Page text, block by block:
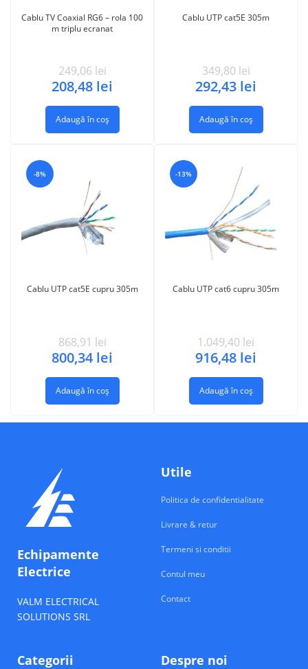
Cablu TV Coaxial RG6 – rola 100
m triplu ecranat
249,06 lei
208,48 lei
Adaugă în coș
Cablu UTP cat5E 305m
349,80 lei
292,43 lei
Adaugă în coș
-8%
Cablu UTP cat5E cupru 305m
868,91 lei
800,34 lei
Adaugă în coș
-13%
Cablu UTP cat6 cupru 305m
1.049,40 lei
916,48 lei
Adaugă în coș
Echipamente
Electrice
VALM ELECTRICAL
SOLUTIONS SRL
Utile
Politica de confidentialitate
Livrare & retur
Termeni si conditii
Contul meu
Contact
Categorii Despre noi